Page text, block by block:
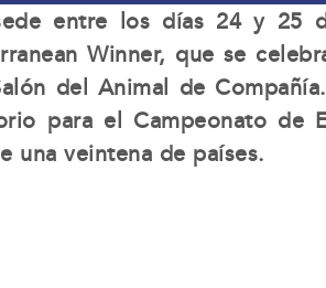
entre los días 24 y 25
Winner, que se
del Animal de
para el Campeonato de
una veintena de países.